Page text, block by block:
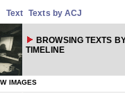
Text Texts by ACJ
BROWSING TEXTS
TIMELINE
IMAGES